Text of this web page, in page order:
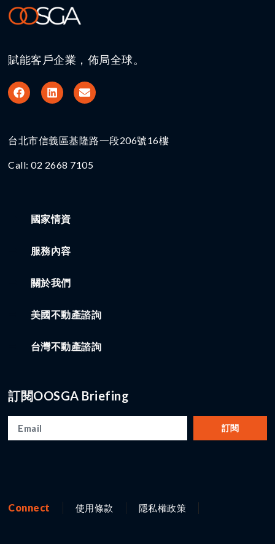
賦能客戶企業，佈局全球。
台北市信義區基隆路一段206號16樓​
Call: 02 2668 7105
國家情資
服務內容
關於我們
美國不動產諮詢
台灣不動產諮詢
訂閱OOSGA Briefing
訂閱
Connect 使用條款 隱私權政策